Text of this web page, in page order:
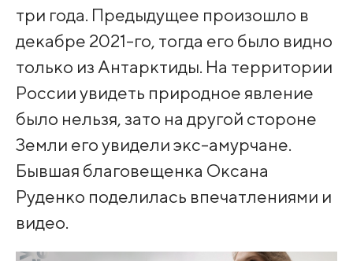
три года. Предыдущее произошло в
декабре 2021-го, тогда его было видно
только из Антарктиды. На территории
России увидеть природное явление
было нельзя, зато на другой стороне
Земли его увидели экс-амурчане.
Бывшая благовещенка Оксана
Руденко поделилась впечатлениями и
видео.